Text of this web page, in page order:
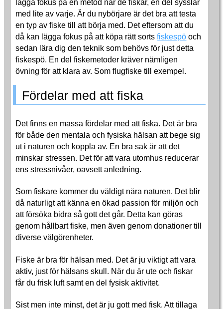
lägga fokus på en metod när de fiskar, en del sysslar
med lite av varje. Är du nybörjare är det bra att testa
en typ av fiske till att börja med. Det eftersom att du
då kan lägga fokus på att köpa rätt sortsfiskespö och
sedan lära dig den teknik som behövs för just detta
fiskespö. En del fiskemetoder kräver nämligen
övning för att klara av. Som flugfiske till exempel.
Fördelar med att fiska
Det finns en massa fördelar med att fiska. Det är bra
för både den mentala och fysiska hälsan att bege sig
ut i naturen och koppla av. En bra sak är att det
minskar stressen. Det för att vara utomhus reducerar
ens stressnivåer, oavsett anledning.
Som fiskare kommer du väldigt nära naturen. Det blir
då naturligt att känna en ökad passion för miljön och
att försöka bidra så gott det går. Detta kan göras
genom hållbart fiske, men även genom donationer till
diverse välgörenheter.
Fiske är bra för hälsan med. Det är ju viktigt att vara
aktiv, just för hälsans skull. När du är ute och fiskar
får du frisk luft samt en del fysisk aktivitet.
Sist men inte minst, det är ju gott med fisk. Att tillaga